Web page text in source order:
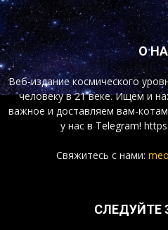
О
Веб-издание космического
человеку в 21 веке. Ищем и
важное и доставляем вам-
у нас в Telegram!
Свяжитесь с нами:
СЛЕДУЙТЕ